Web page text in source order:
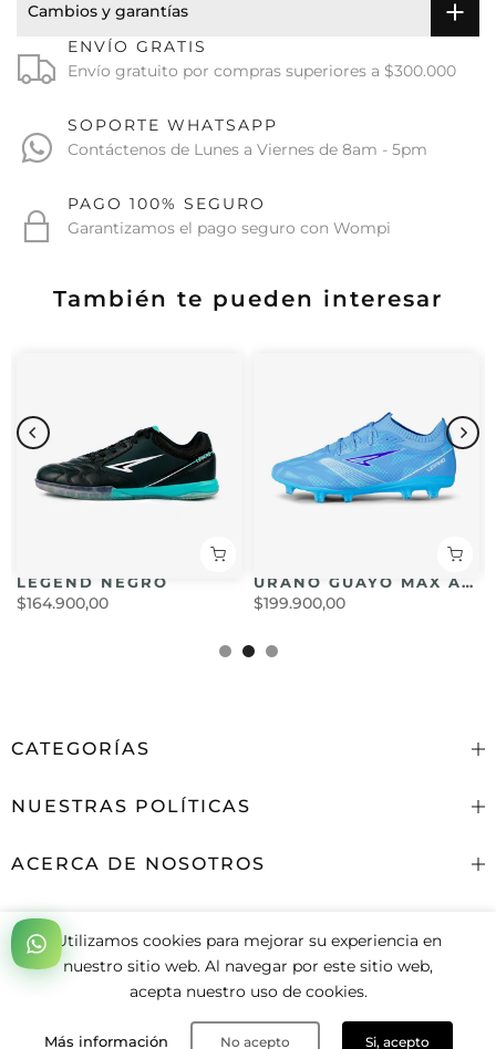
Cambios y garantías
ENVÍO GRATIS
Envío gratuito por compras superiores a $300.000
SOPORTE WHATSAPP
Contáctenos de Lunes a Viernes de 8am - 5pm
PAGO 100% SEGURO
Garantizamos el pago seguro con Wompi
También te pueden interesar
LEGEND NEGRO
$164.900,00
URANO GUAYO MAX AZUL CELESTE
$199.900,00
CATEGORÍAS
NUESTRAS POLÍTICAS
ACERCA DE NOSOTROS
CONTACTENOS
Copyright (©)2026"MAX SPORT" -Desarrollado por
Pipefy Group SAS
Utilizamos cookies para mejorar su experiencia en
nuestro sitio web. Al navegar por este sitio web,
acepta nuestro uso de cookies.
Más información No acepto Si, acepto